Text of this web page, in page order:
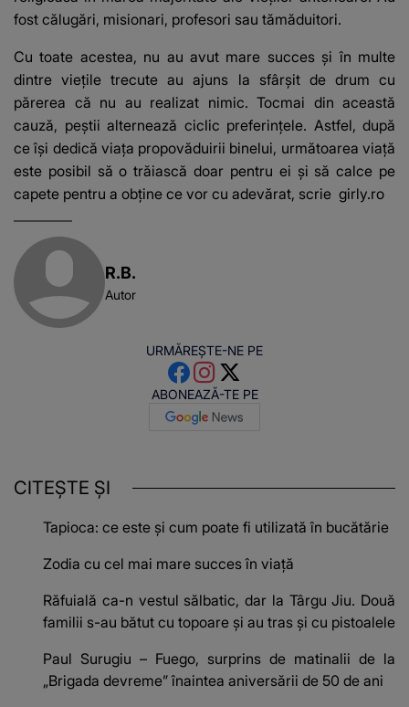
fost călugări, misionari, profesori sau tămăduitori.
Cu toate acestea, nu au avut mare succes şi în multe
dintre vieţile trecute au ajuns la sfârşit de drum cu
părerea că nu au realizat nimic. Tocmai din această
cauză, peştii alternează ciclic preferinţele. Astfel, după
ce îşi dedică viaţa propovăduirii binelui, următoarea viaţă
este posibil să o trăiască doar pentru ei şi să calce pe
capete pentru a obţine ce vor cu adevărat, scrie girly.ro
R.B.
Autor
URMĂREȘTE-NE PE
ABONEAZĂ-TE PE
CITEȘTE ȘI
Tapioca: ce este și cum poate fi utilizată în bucătărie
Zodia cu cel mai mare succes în viaţă
Răfuială ca-n vestul sălbatic, dar la Târgu Jiu. Două
familii s-au bătut cu topoare și au tras și cu pistoalele
Paul Surugiu – Fuego, surprins de matinalii de la
„Brigada devreme” înaintea aniversării de 50 de ani